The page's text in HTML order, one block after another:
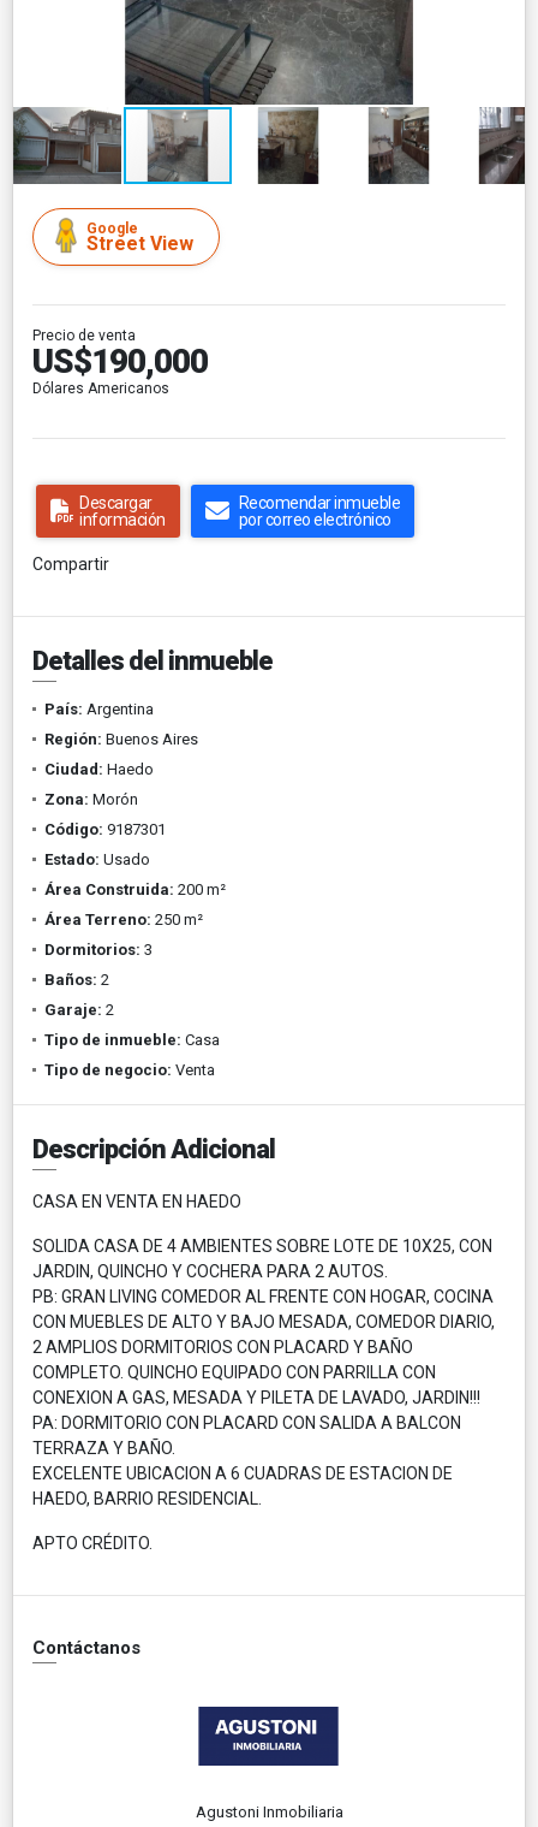
Google
Street View
Precio de venta
US$190,000
Dólares Americanos
Descargar
información
Recomendar inmueble
por correo electrónico
Compartir
Detalles del inmueble
País: Argentina
Región: Buenos Aires
Ciudad: Haedo
Zona: Morón
Código: 9187301
Estado: Usado
Área Construida: 200 m²
Área Terreno: 250 m²
Dormitorios: 3
Baños: 2
Garaje: 2
Tipo de inmueble: Casa
Tipo de negocio: Venta
Descripción Adicional
CASA EN VENTA EN HAEDO
SOLIDA CASA DE 4 AMBIENTES SOBRE LOTE DE 10X25, CON
JARDIN, QUINCHO Y COCHERA PARA 2 AUTOS.
PB: GRAN LIVING COMEDOR AL FRENTE CON HOGAR, COCINA
CON MUEBLES DE ALTO Y BAJO MESADA, COMEDOR DIARIO,
2 AMPLIOS DORMITORIOS CON PLACARD Y BAÑO
COMPLETO. QUINCHO EQUIPADO CON PARRILLA CON
CONEXION A GAS, MESADA Y PILETA DE LAVADO, JARDIN!!!
PA: DORMITORIO CON PLACARD CON SALIDA A BALCON
TERRAZA Y BAÑO.
EXCELENTE UBICACION A 6 CUADRAS DE ESTACION DE
HAEDO, BARRIO RESIDENCIAL.
APTO CRÉDITO.
Contáctanos
Agustoni Inmobiliaria